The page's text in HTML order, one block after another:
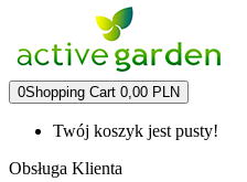
0Shopping Cart 0,00 PLN
Twój koszyk jest pusty!
Obsługa Klienta